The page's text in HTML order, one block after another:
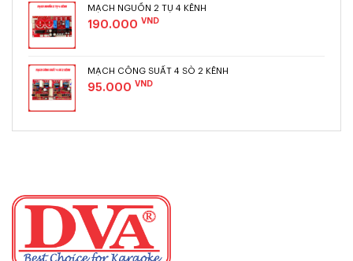
MẠCH NGUỒN 2 TỤ 4 KÊNH
190.000 VND
MẠCH CÔNG SUẤT 4 SÒ 2 KÊNH
95.000 VND